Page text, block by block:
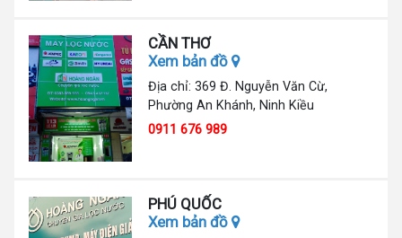
CẦN THƠ
Xem bản đồ
Địa chỉ: 369 Đ. Nguyễn Văn Cừ,
Phường An Khánh, Ninh Kiều
0911 676 989
PHÚ QUỐC
Xem bản đồ